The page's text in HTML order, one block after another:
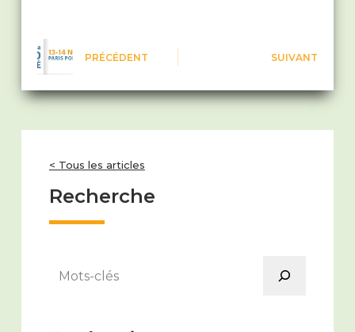
PRÉCÉDENT SUIVANT
< Tous les articles
Recherche